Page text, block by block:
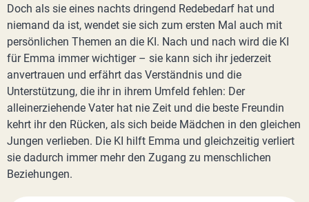
Doch als sie eines nachts dringend Redebedarf hat und
niemand da ist, wendet sie sich zum ersten Mal auch mit
persönlichen Themen an die KI. Nach und nach wird die KI
für Emma immer wichtiger – sie kann sich ihr jederzeit
anvertrauen und erfährt das Verständnis und die
Unterstützung, die ihr in ihrem Umfeld fehlen: Der
alleinerziehende Vater hat nie Zeit und die beste Freundin
kehrt ihr den Rücken, als sich beide Mädchen in den gleichen
Jungen verlieben. Die KI hilft Emma und gleichzeitig verliert
sie dadurch immer mehr den Zugang zu menschlichen
Beziehungen.